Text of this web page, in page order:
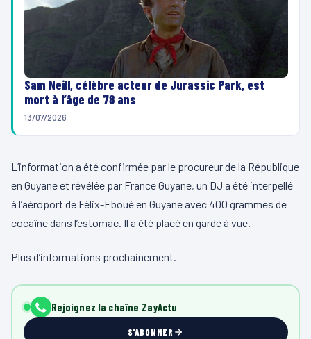
Sam Neill, célèbre acteur de Jurassic Park, est
mort à l’âge de 78 ans
13/07/2026
L’information a été confirmée par le procureur de la République
en Guyane et révélée par France Guyane, un DJ a été interpellé
à l’aéroport de Félix-Eboué en Guyane avec 400 grammes de
cocaïne dans l’estomac. Il a été placé en garde à vue.
Plus d’informations prochainement.
Rejoignez la chaîne ZayActu
S'ABONNER